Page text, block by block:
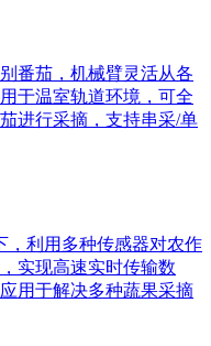
番茄，机械臂灵活从各
于温室轨道环境，可全
进行采摘，支持串采/单
，利用多种传感器对农作
实现高速实时传输数
用于解决多种蔬果采摘